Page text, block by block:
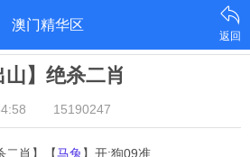
澳门精华区
返回
】绝杀二肖
15190247
二肖】【马兔 】开:狗09准